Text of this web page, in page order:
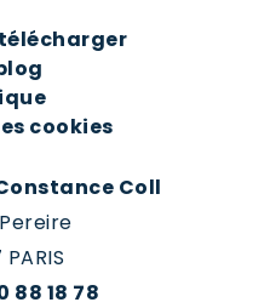
cookies
Coll
88 18 78